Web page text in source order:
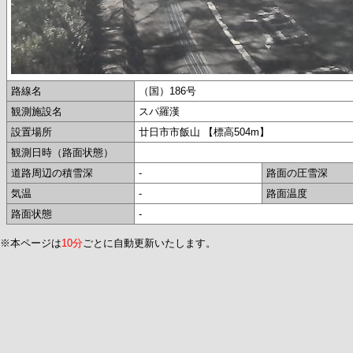
路線名
（国）186号
観測施設名
スパ羅漢
設置場所
廿日市市飯山 【標高504m】
観測日時（路面状態）
道路周辺の積雪深
-
路面の圧雪深
気温
-
路面温度
路面状態
-
※本ページは10分ごとに自動更新いたします。